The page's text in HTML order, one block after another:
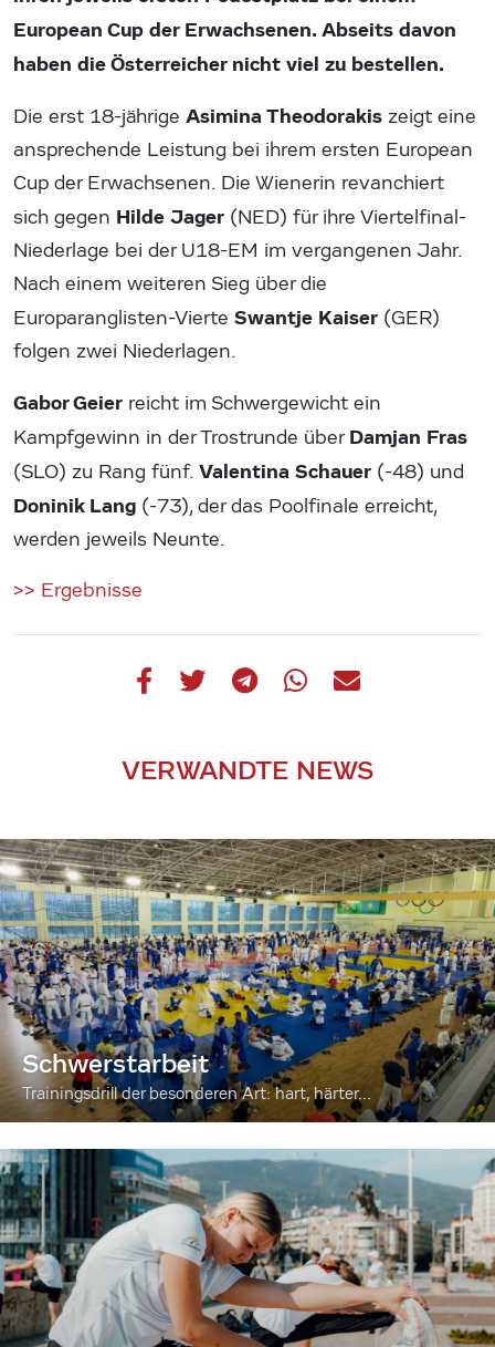
European Cup der Erwachsenen. Abseits davon
haben die Österreicher nicht viel zu bestellen.
Die erst 18-jährige Asimina Theodorakis zeigt eine
ansprechende Leistung bei ihrem ersten European
Cup der Erwachsenen. Die Wienerin revanchiert
sich gegen Hilde Jager (NED) für ihre Viertelfinal-
Niederlage bei der U18-EM im vergangenen Jahr.
Nach einem weiteren Sieg über die
Europaranglisten-Vierte Swantje Kaiser (GER)
folgen zwei Niederlagen.
Gabor Geier reicht im Schwergewicht ein
Kampfgewinn in der Trostrunde überDamjan Fras
(SLO) zu Rang fünf. Valentina Schauer (-48) und
Doninik Lang (-73), der das Poolfinale erreicht,
werden jeweils Neunte.
>> Ergebnisse
VERWANDTE NEWS
Schwerstarbeit
Trainingsdrill der besonderen Art: hart, härter...